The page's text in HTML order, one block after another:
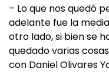
– Lo que nos quedó
adelante fue la
otro lado, si bien se
quedado varias
con Daniel Olivares